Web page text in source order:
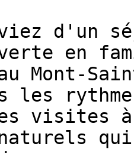
d'un
en
au Mont-
les
visites à
naturels